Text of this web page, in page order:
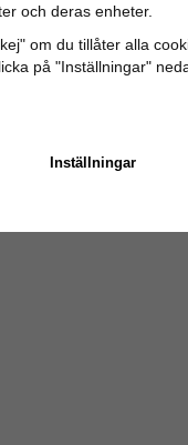
och deras enheter.
om du tillåter alla
på "Inställningar"
Inställningar